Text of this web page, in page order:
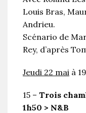
Louis Bras,
Andrieu.
Scénario de
Rey, d’après
Jeudi 22 mai à
15 – Trois
1h50 > N&B